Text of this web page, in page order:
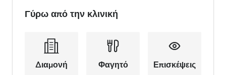
Γύρω από την κλινική
Διαμονή Φαγητό Επισκέψεις